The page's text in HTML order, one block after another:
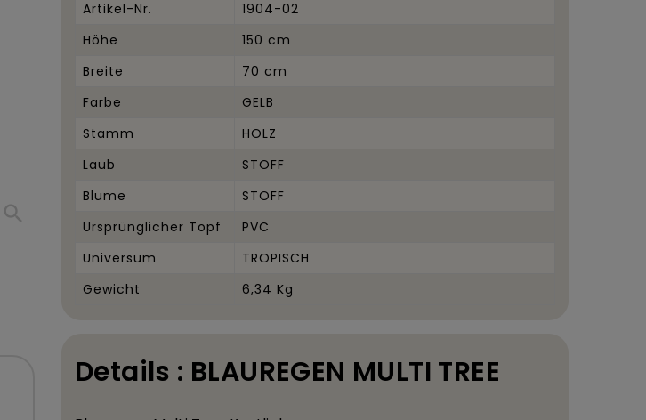
search
Artikel-Nr.
1904-02
Höhe
150 cm
Breite
70 cm
Farbe
GELB
Stamm
HOLZ
Laub
STOFF
Blume
STOFF
Ursprünglicher Topf
PVC
Universum
TROPISCH
Gewicht
6,34 Kg
Details : BLAUREGEN MULTI TREE